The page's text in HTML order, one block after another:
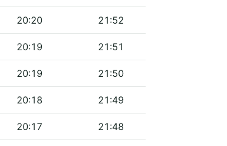
20:20 21:52
20:19 21:51
20:19 21:50
20:18 21:49
20:17 21:48